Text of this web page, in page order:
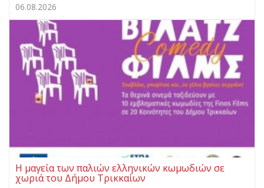
06.08.2026
Η μαγεία των παλιών ελληνικών κωμωδιών σε
χωριά του Δήμου Τρικκαίων